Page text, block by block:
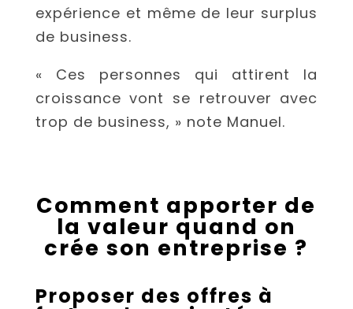
expérience et même de leur surplus
de business.
« Ces personnes qui attirent la
croissance vont se retrouver avec
trop de business, » note Manuel.
Comment apporter de
la valeur quand on
crée son entreprise ?
Proposer des offres à